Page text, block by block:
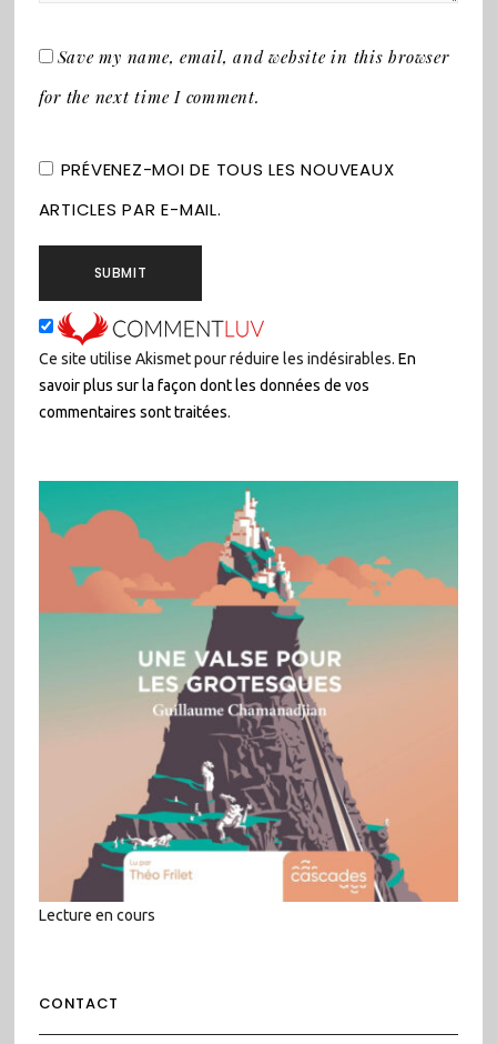
Save my name, email, and website in this browser
for the next time I comment.
PRÉVENEZ-MOI DE TOUS LES NOUVEAUX
ARTICLES PAR E-MAIL.
Ce site utilise Akismet pour réduire les indésirables. En
savoir plus sur la façon dont les données de vos
commentaires sont traitées.
Lecture en cours
CONTACT